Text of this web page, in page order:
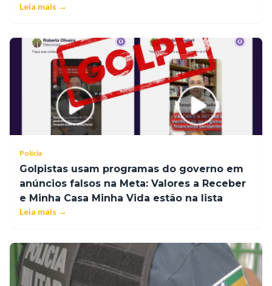
Leia mais →
Polícia
Golpistas usam programas do governo em
anúncios falsos na Meta: Valores a Receber
e Minha Casa Minha Vida estão na lista
Leia mais →